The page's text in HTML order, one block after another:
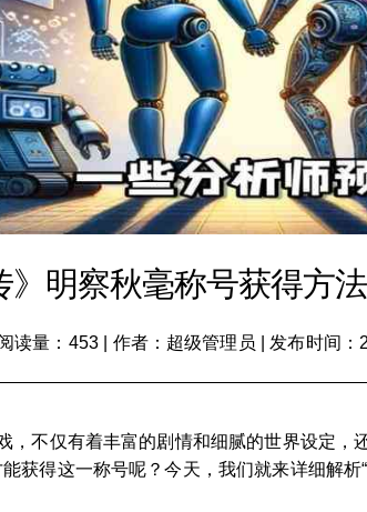
》明察秋毫称号获得方
读量：453 作者：超级管理员 发布时间：
，不仅有着丰富的剧情和细腻的世界设定，
获得这一称号呢？今天，我们就来详细解析